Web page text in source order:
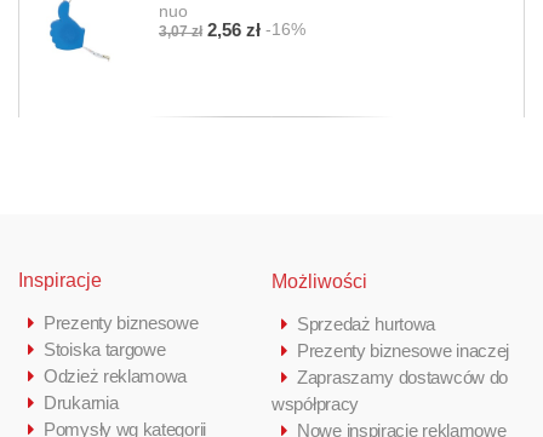
nuo
3,07 zł 2,56 zł -16%
Inspiracje
Prezenty biznesowe
Stoiska targowe
Odzież reklamowa
Drukarnia
Pomysły wg kategorii
Możliwości
Sprzedaż hurtowa
Prezenty biznesowe inaczej
Zapraszamy dostawców do
współpracy
Nowe inspiracje reklamowe